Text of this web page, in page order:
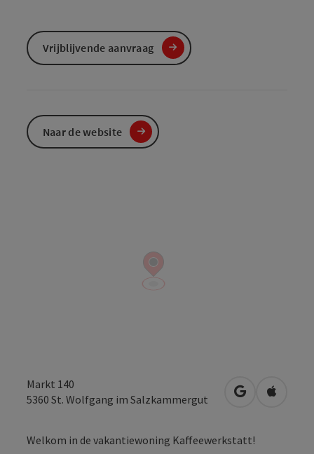
Markt 140
5360 St. Wolfgang im Salzkammergut Openen in
Welkom in de vakantiewoning Kaffeewerkstatt!
Vrijblijvende aanvraag
Naar de website